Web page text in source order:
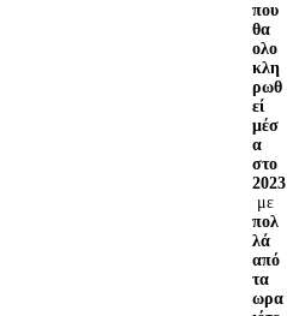
που
θα
ολο
κλη
ρωθ
εί
μέσ
α
στο
2023
με
πολ
λά
από
τα
ωρα